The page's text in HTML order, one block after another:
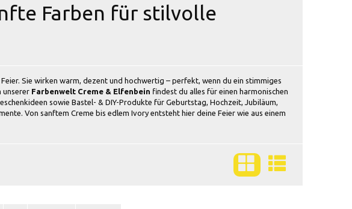
Farben für stilvolle
Feier. Sie wirken warm, dezent und hochwertig – perfekt, wenn du ein stimmiges
unserer Farbenwelt Creme & Elfenbein findest du alles für einen harmonischen
sowie Bastel- & DIY-Produkte für Geburtstag, Hochzeit, Jubiläum,
Von sanftem Creme bis edlem Ivory entsteht hier deine Feier wie aus einem